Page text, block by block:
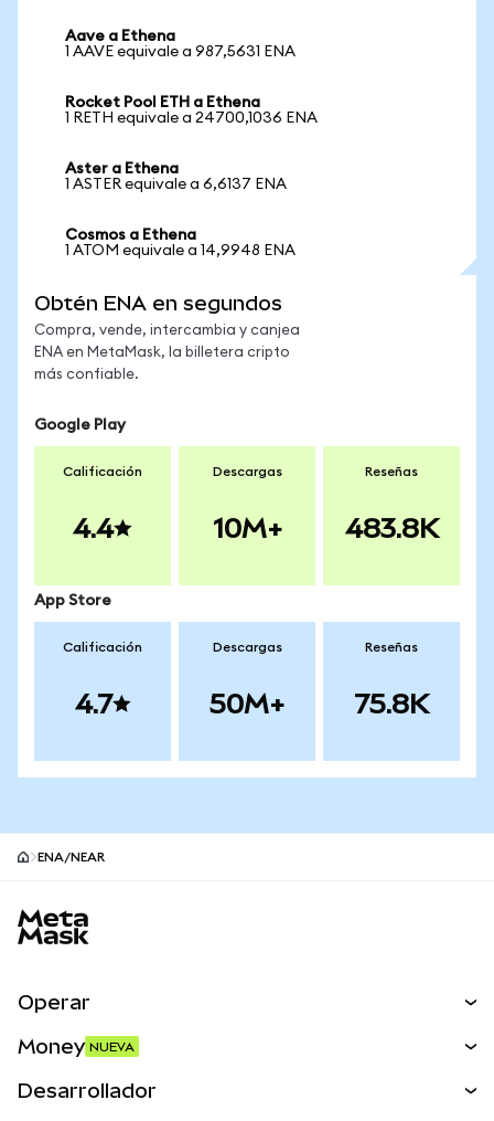
Aave a Ethena
1 AAVE equivale a 987,5631 ENA
Rocket Pool ETH a Ethena
1 RETH equivale a 24700,1036 ENA
Aster a Ethena
1 ASTER equivale a 6,6137 ENA
Cosmos a Ethena
1 ATOM equivale a 14,9948 ENA
Obtén ENA en segundos
Compra, vende, intercambia y canjea
ENA en MetaMask, la billetera cripto
más confiable.
Google Play
Calificación
4.4
Descargas
10M+
Reseñas
483.8K
App Store
Calificación
4.7
Descargas
50M+
Reseñas
75.8K
ENA/NEAR
Operar
Money NUEVA
Desarrollador